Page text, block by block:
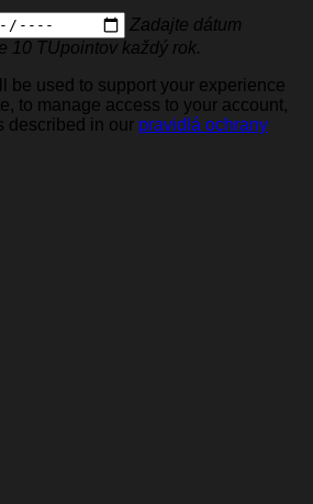
Zadajte dátum
10 TUpointov každý rok.
be used to support your experience
to manage access to your account,
described in our pravidlá ochrany